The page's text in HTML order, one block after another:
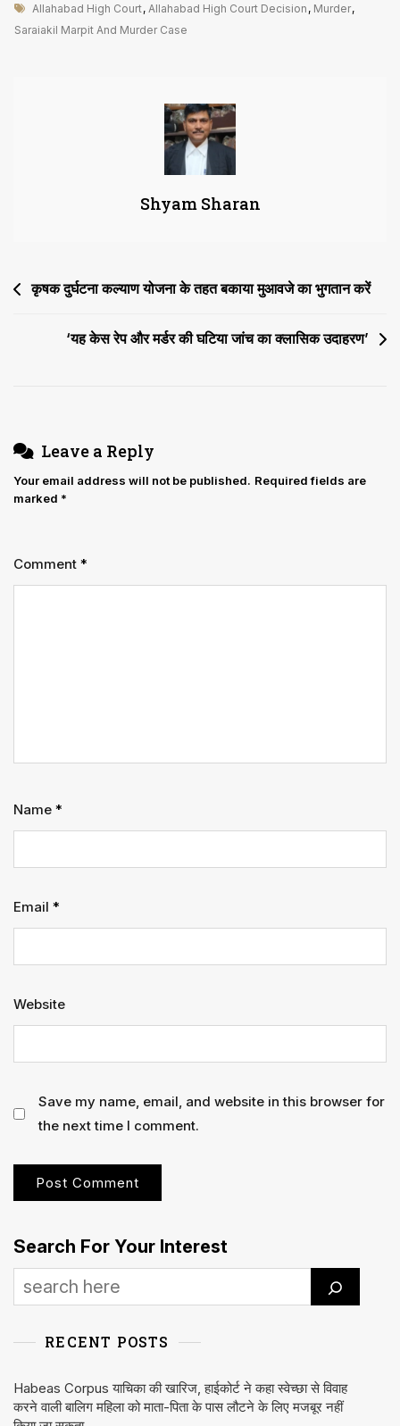
अभियुक्तों
अभियोजन
की
संदिग्ध
Tags
Allahabad High Court, Allahabad High Court Decision , Murder,
Saraiakil Marpit And Murder Case
Shyam Sharan
Post
कृषक दुर्घटना कल्याण योजना के तहत बकाया मुआवजे का भुगतान करें
‘यह केस रेप और मर्डर की घटिया जांच का क्लासिक उदाहरण’
Leave a Reply
Your email address will not be published. Required fields are
marked *
Comment *
Name *
Email *
Website
Save my name, email, and website in this browser for
the next time I comment.
Search For Your Interest
RECENT POSTS
Habeas Corpus याचिका की खारिज, हाईकोर्ट ने कहा स्वेच्छा से विवाह
करने वाली बालिग महिला को माता-पिता के पास लौटने के लिए मजबूर नहीं